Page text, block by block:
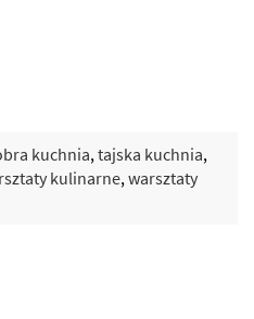
kuchnia,tajska kuchnia,
kulinarne,warsztaty